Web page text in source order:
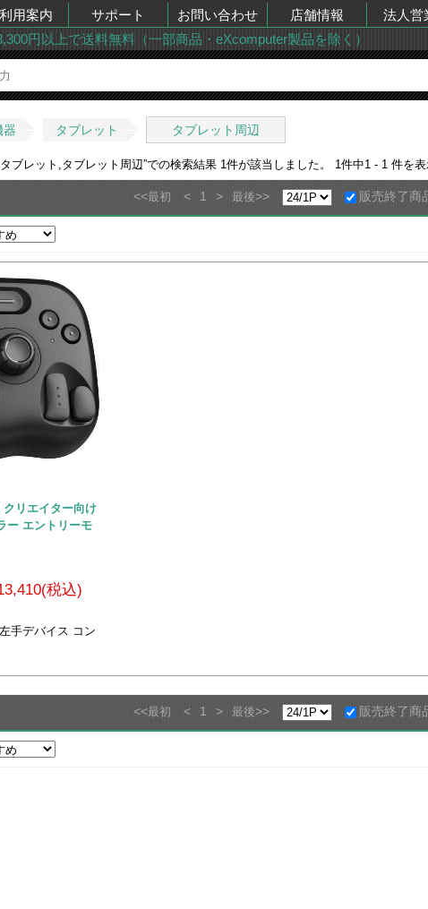
用案内 サポート お問い合わせ 店舗情報 法人営
円以上で送料無料（一部商品・eXcomputer製品を除く）
器 タブレット タブレット周辺
ブレット,タブレット周辺”での検索結果 1 件が該当しました。 1 件中1 - 1 件を
<<最初 < 1 > 最後>> 販売終了商
リエイター向け
ー エントリーモ
税込)
手デバイス コン
<<最初 < 1 > 最後>> 販売終了商